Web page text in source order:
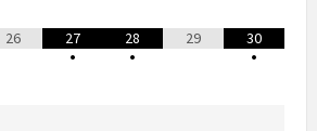
26
27
•
28
•
29
30
•